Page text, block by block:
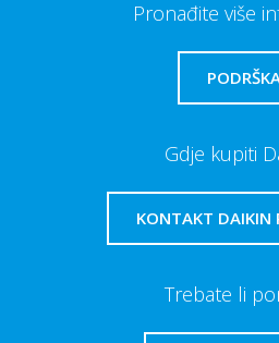
Pronađite više
Gdje kupiti
KONTAKT DAIKIN
Trebate li